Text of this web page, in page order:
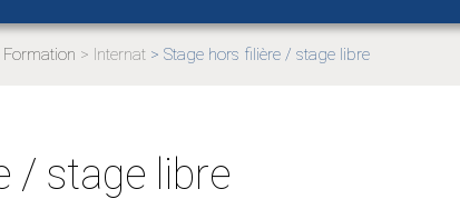
Formation
Internat
Stage hors filière / stage libre
/ stage libre